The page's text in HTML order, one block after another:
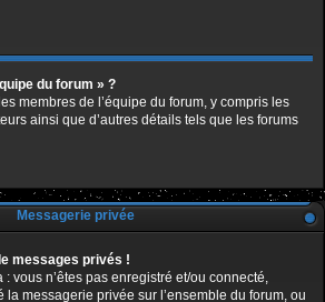
du forum » ?
membres de l’équipe du forum, y compris les
ainsi que d’autres détails tels que les forums
Messagerie privée
messages privés !
: vous n’êtes pas enregistré et/ou connecté,
la messagerie privée sur l’ensemble du forum, ou